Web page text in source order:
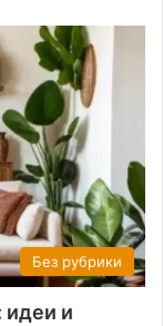
Без рубрики
идеи и